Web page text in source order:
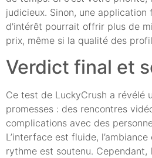
judicieux. Sinon, une
d'intérêt pourrait offrir plus de
prix, même si la qualité des
Verdict final et
Ce test de LuckyCrush a révélé
promesses : des rencontres
complications avec des
L’interface est fluide,
rythme est soutenu.